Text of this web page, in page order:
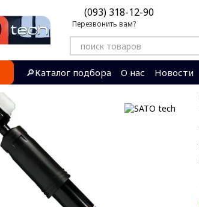
(093) 318-12-90
Перезвонить вам?
🔎Каталог подбора О нас Новости
Контактная информация
Отзывы